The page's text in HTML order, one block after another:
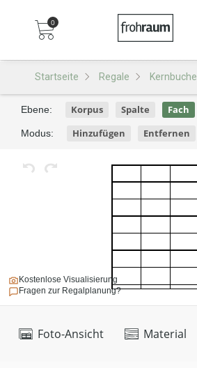
0
Startseite Regale Kernbuche
Foto-Ansicht Material
Kostenlose Visualisierung
Fragen zur Regalplanung?
Ebene: Korpus Spalte Fach
Modus: Hinzufügen Entfernen